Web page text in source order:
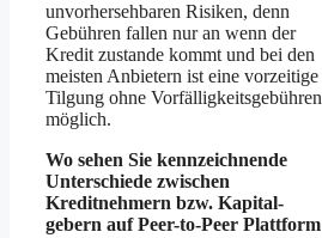
unvorhersehbaren Risiken, denn
Gebühren fallen nur an wenn der
Kredit zustande kommt und bei den
meisten Anbietern ist eine vorzeitige
Tilgung ohne Vorfälligkeitsgebühren
möglich.
Wo sehen Sie kennzeichnende
Unterschiede zwischen
Kreditnehmern bzw. Kapital-
gebern auf Peer-to-Peer Plattform